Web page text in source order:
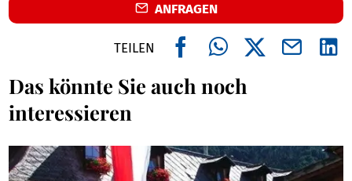
ANFRAGEN
TEILEN
Das könnte Sie auch noch
interessieren